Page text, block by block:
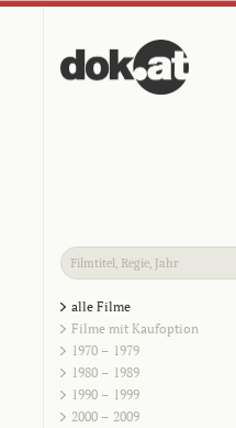
alle Filme
Filme mit Kaufoption
1970 – 1979
1980 – 1989
1990 – 1999
2000 – 2009